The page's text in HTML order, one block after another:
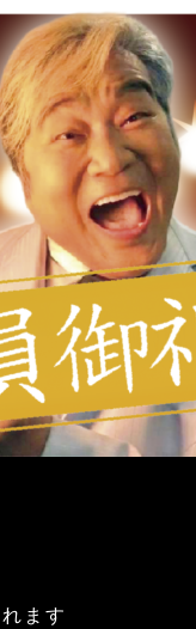
ます